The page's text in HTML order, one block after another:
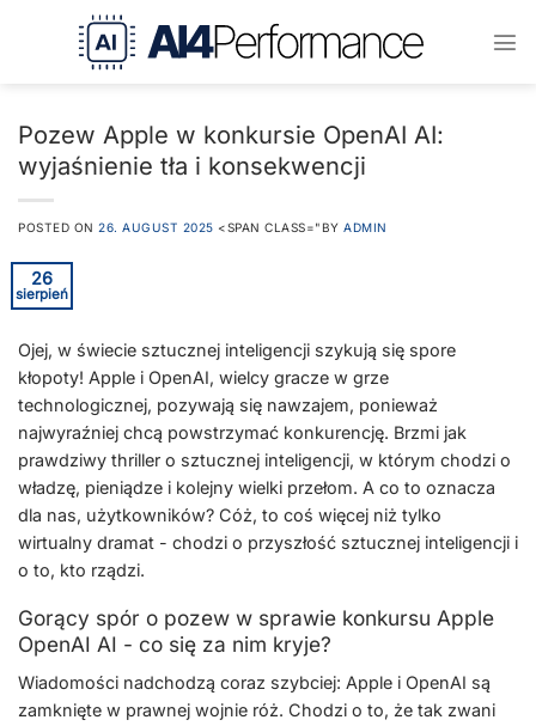
Pozew Apple w konkursie OpenAI AI:
wyjaśnienie tła i konsekwencji
POSTED ON26. AUGUST 2025 <SPAN CLASS="BYADMIN
26
sierpień
Ojej, w świecie sztucznej inteligencji szykują się spore
kłopoty! Apple i OpenAI, wielcy gracze w grze
technologicznej, pozywają się nawzajem, ponieważ
najwyraźniej chcą powstrzymać konkurencję. Brzmi jak
prawdziwy thriller o sztucznej inteligencji, w którym chodzi o
władzę, pieniądze i kolejny wielki przełom. A co to oznacza
dla nas, użytkowników? Cóż, to coś więcej niż tylko
wirtualny dramat - chodzi o przyszłość sztucznej inteligencji i
o to, kto rządzi.
Gorący spór o pozew w sprawie konkursu Apple
OpenAI AI - co się za nim kryje?
Wiadomości nadchodzą coraz szybciej: Apple i OpenAI są
zamknięte w prawnej wojnie róż. Chodzi o to, że tak zwani